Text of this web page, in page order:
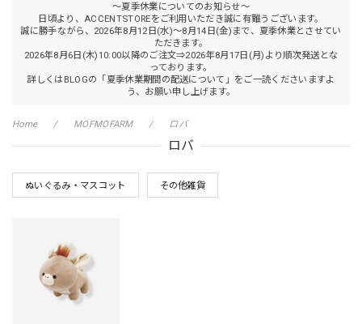
～夏季休業についてのお知らせ～
日頃より、ACCENTSTOREをご利用いただき誠に有難うございます。
誠に勝手ながら、2026年8月12日(水)～8月14日(金)まで、夏季休業とさせてい
ただきます。
2026年8月6日(木)10:00以降のご注文⇒2026年8月17日(月)より順次発送とな
っております。
詳しくはBLOGの「夏季休業期間の配送について」をご一読くださいますよ
う、お願い申し上げます。
Home MOFMOFARM ロバ
ロバ
ぬいぐるみ・マスコット その他雑貨